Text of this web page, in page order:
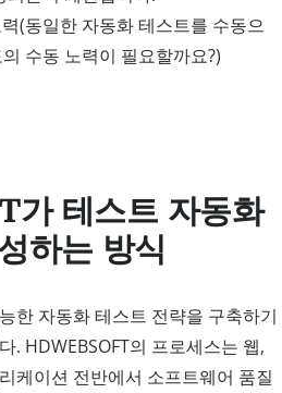
(동일한 자동화 테스트를 수동으
수동 노력이 필요할까요?)
테스트 자동화
하는 방식
한 자동화 테스트 전략을 구축하기
. HDWEBSOFT의 프로세스는 웹,
케이션 전반에서 소프트웨어 품질